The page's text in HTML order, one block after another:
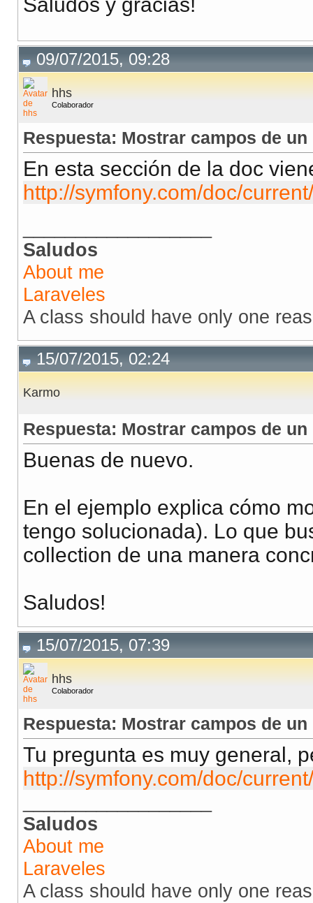
Saludos y gracias!
09/07/2015, 09:28
hhs
Colaborador
Respuesta: Mostrar campos de
En esta sección de la doc
http://symfony.com/doc/
Saludos
About me
Laraveles
A class should have only one
15/07/2015, 02:24
Karmo
Respuesta: Mostrar campos de
Buenas de nuevo.
En el ejemplo explica cómo
tengo solucionada). Lo que
collection de una manera
Saludos!
15/07/2015, 07:39
hhs
Colaborador
Respuesta: Mostrar campos de
Tu pregunta es muy general,
http://symfony.com/doc/
Saludos
About me
Laraveles
A class should have only one